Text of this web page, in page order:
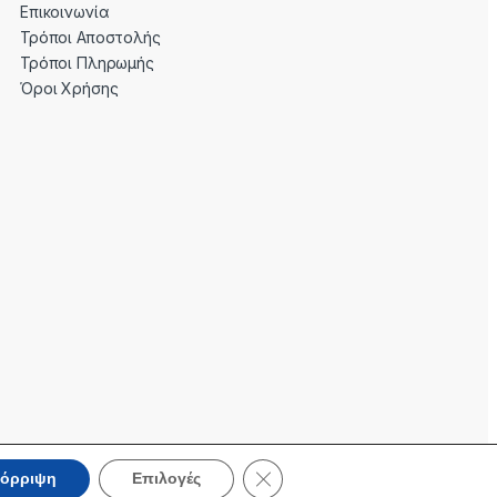
Επικοινωνία
Τρόποι Αποστολής
Τρόποι Πληρωμής
Όροι Χρήσης
Επιλογές Κλείσιμο του Cookie banner για